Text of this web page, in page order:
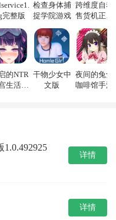
完整版
检查身体捕
捉学院游戏
跨维度自动
售货机正式
版
的NTR
生活游
干物少女中
文版
夜间的兔兔
咖啡馆手游
详情
详情